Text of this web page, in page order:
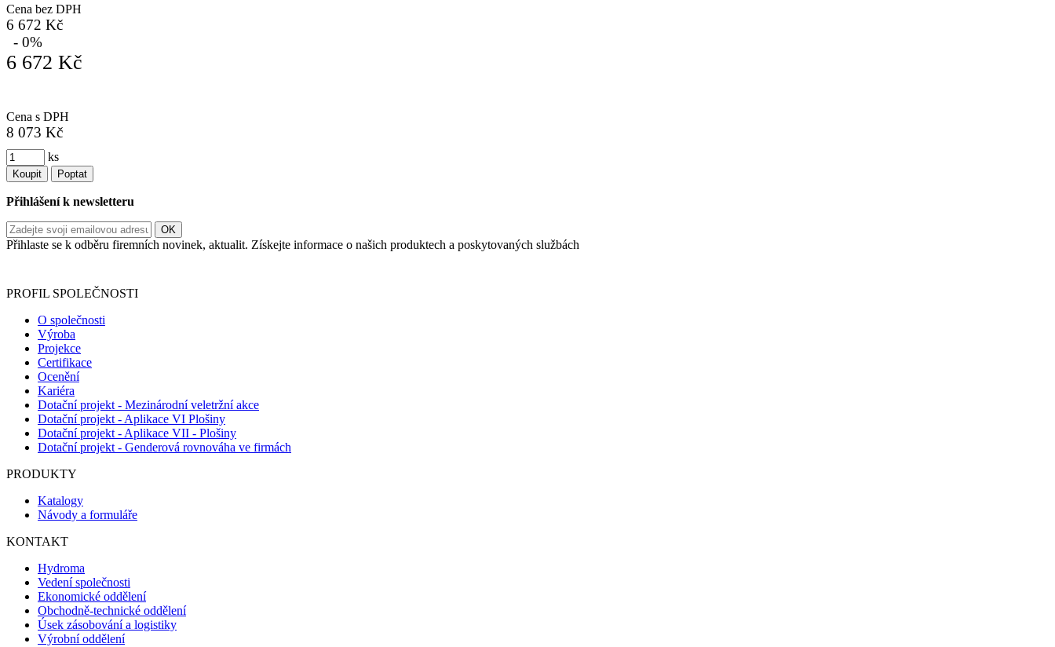
Cena bez DPH
6 672 Kč
- 0%
6 672 Kč
Cena s DPH
8 073 Kč
ks
Koupit Poptat
Přihlášení k newsletteru
Přihlaste se k odběru firemních novinek, aktualit. Získejte informace o našich produktech a poskytovaných službách
PROFIL SPOLEČNOSTI
O společnosti
Výroba
Projekce
Certifikace
Ocenění
Kariéra
Dotační projekt - Mezinárodní veletržní akce
Dotační projekt - Aplikace VI Plošiny
Dotační projekt - Aplikace VII - Plošiny
Dotační projekt - Genderová rovnováha ve firmách
PRODUKTY
Katalogy
Návody a formuláře
KONTAKT
Hydroma
Vedení společnosti
Ekonomické oddělení
Obchodně-technické oddělení
Úsek zásobování a logistiky
Výrobní oddělení